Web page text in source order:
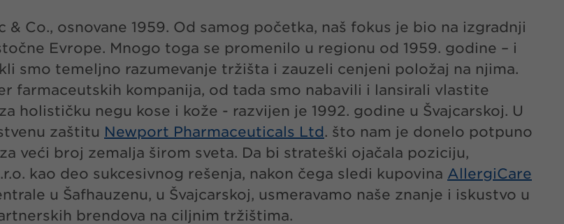
Co., osnovane 1959. Od samog početka, naš fokus je bio na izgradnji
Evrope. Mnogo toga se promenilo u regionu od 1959. godine – i
smo temeljno razumevanje tržišta i zauzeli cenjeni položaj na njima.
farmaceutskih kompanija, od tada smo nabavili i lansirali vlastite
holističku negu kose i kože - razvijen je 1992. godine u Švajcarskoj. U
zaštitu Newport Pharmaceuticals Ltd. što nam je donelo potpuno
veći broj zemalja širom sveta. Da bi strateški ojačala poziciju,
kao deo sukcesivnog rešenja, nakon čega sledi kupovina AllergiCare
u Šafhauzenu, u Švajcarskoj, usmeravamo naše znanje i iskustvo u
brendova na ciljnim tržištima.